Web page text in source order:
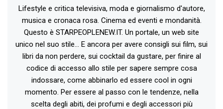
Lifestyle e critica televisiva, moda e giornalismo d'autore,
musica e cronaca rosa. Cinema ed eventi e mondanità.
Questo è STARPEOPLENEW.IT. Un portale, un web site
unico nel suo stile... E ancora per avere consigli sui film, sui
libri da non perdere, sui cocktail da gustare, per finire al
codice di accesso allo stile per sapere sempre cosa
indossare, come abbinarlo ed essere cool in ogni
momento. Per essere al passo con le tendenze, nella
scelta degli abiti, dei profumi e degli accessori più